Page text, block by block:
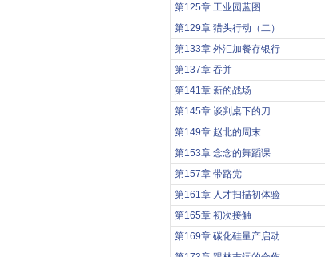
第125章 工业园蓝图
第129章 猎头行动（二）
第133章 外汇加餐存银行
第137章 吞并
第141章 新的战场
第145章 谈判桌下的刀
第149章 赵北的周末
第153章 念念的舞蹈课
第157章 带路党
第161章 人才扫描初体验
第165章 初次接触
第169章 碳化硅量产启动